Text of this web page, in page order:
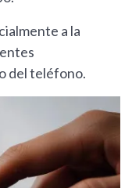
a la
del teléfono.